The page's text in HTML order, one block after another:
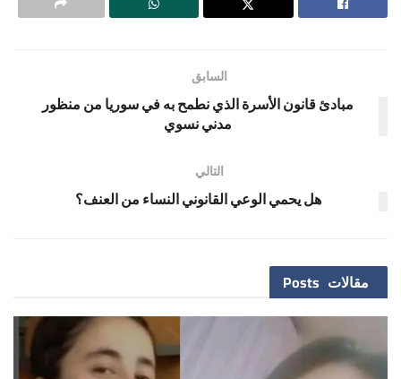
السابق
مبادئ قانون الأسرة الذي نطمح به في سوريا من منظور
مدني نسوي
التالي
هل يحمي الوعي القانوني النساء من العنف؟
مقالات